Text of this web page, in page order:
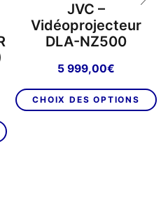
produit
JVC –
Vidéoprojecteur
DLA-NZ500
5 999,00€
CHOIX DES OPTIONS